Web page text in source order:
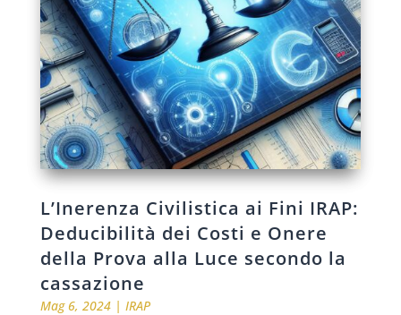
L’Inerenza Civilistica ai Fini IRAP:
Deducibilità dei Costi e Onere
della Prova alla Luce secondo la
cassazione
Mag 6, 2024| IRAP